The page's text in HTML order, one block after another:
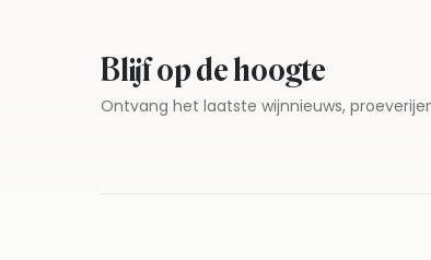
Blijf op de hoogte
Ontvang het laatste wijnnieuws,